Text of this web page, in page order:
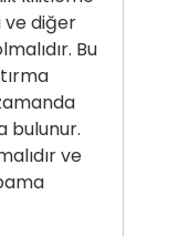
ve diğer
Bu
bulunur.
ve